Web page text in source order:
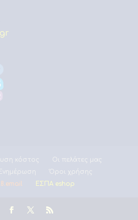
κόστος
Οι πελάτες μας
Ενημέρωση
Όροι χρήσης
ΕΣΠΑ eshop